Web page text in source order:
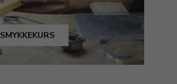
SMYKKEKURS